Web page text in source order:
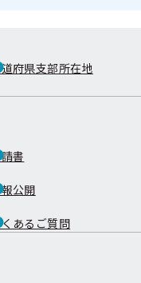
府県支部所在地
書
公開
あるご質問